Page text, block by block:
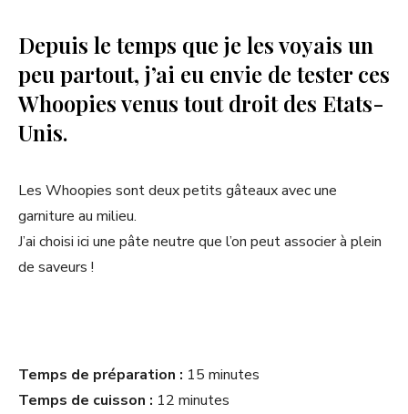
Depuis le temps que je les voyais un
peu partout, j’ai eu envie de tester ces
Whoopies venus tout droit des Etats-
Unis.
Les Whoopies sont deux petits gâteaux avec une
garniture au milieu.
J’ai choisi ici une pâte neutre que l’on peut associer à plein
de saveurs !
Temps de préparation : 15 minutes
Temps de cuisson : 12 minutes